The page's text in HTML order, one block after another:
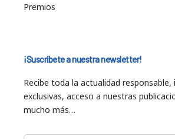
Premios
¡Suscríbete a nuestra newsletter!
Recibe toda la actualidad responsable,
exclusivas, acceso a nuestras
mucho más…